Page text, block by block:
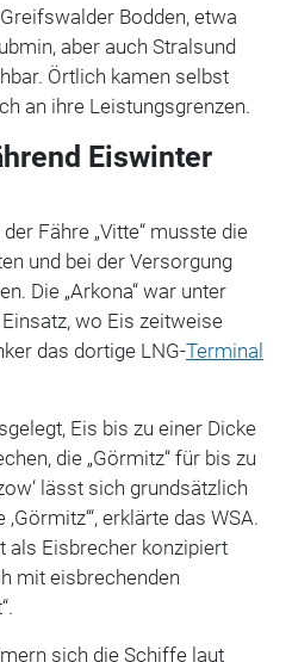
Bodden, etwa
aber auch Stralsund
Örtlich kamen selbst
an ihre Leistungsgrenzen.
Eiswinter
Fähre „Vitte“ musste die
und bei der Versorgung
Die „Arkona“ war unter
wo Eis zeitweise
das dortige LNG-Terminal
Eis bis zu einer Dicke
die „Görmitz“ für bis zu
‘ lässt sich grundsätzlich
‚Görmitz‘“, erklärte das WSA.
als Eisbrecher konzipiert
mit eisbrechenden
sich die Schiffe laut